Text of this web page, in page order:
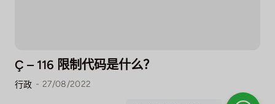
Ç – 116 限制代码是什么？
行政 - 27/08/2022